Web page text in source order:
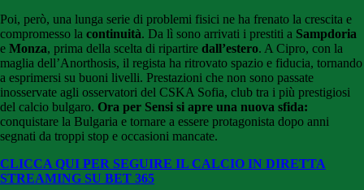
Poi, però, una lunga serie di problemi fisici ne ha frenato la crescita e
compromesso la continuità. Da lì sono arrivati i prestiti a Sampdoria
e Monza, prima della scelta di ripartire dall’estero. A Cipro, con la
maglia dell’Anorthosis, il regista ha ritrovato spazio e fiducia, tornando
a esprimersi su buoni livelli. Prestazioni che non sono passate
inosservate agli osservatori del CSKA Sofia, club tra i più prestigiosi
del calcio bulgaro. Ora per Sensi si apre una nuova sfida:
conquistare la Bulgaria e tornare a essere protagonista dopo anni
segnati da troppi stop e occasioni mancate.
CLICCA QUI PER SEGUIRE IL CALCIO IN DIRETTA
STREAMING SU BET 365